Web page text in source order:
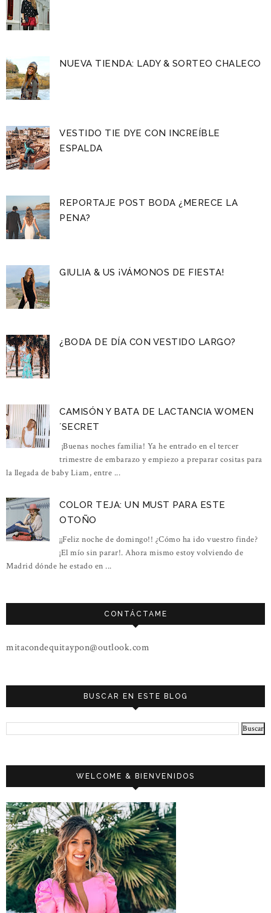
NUEVA TIENDA: LADY & SORTEO CHALECO
VESTIDO TIE DYE CON INCREÍBLE
ESPALDA
REPORTAJE POST BODA ¿MERECE LA
PENA?
GIULIA & US ¡VÁMONOS DE FIESTA!
¿BODA DE DÍA CON VESTIDO LARGO?
CAMISÓN Y BATA DE LACTANCIA WOMEN
´SECRET
¡Buenas noches familia! Ya he entrado en el tercer
trimestre de embarazo y empiezo a preparar cositas para
la llegada de baby Liam, entre ...
COLOR TEJA: UN MUST PARA ESTE
OTOÑO
¡¡Feliz noche de domingo!! ¿Cómo ha ido vuestro finde?
¡El mío sin parar!. Ahora mismo estoy volviendo de
Madrid dónde he estado en ...
CONTÁCTAME
mitacondequitaypon@outlook.com
BUSCAR EN ESTE BLOG
WELCOME & BIENVENIDOS